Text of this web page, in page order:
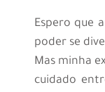
Espero que
poder se
Mas minha
cuidado